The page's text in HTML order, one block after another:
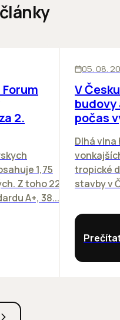
2.
1,75
Z toho 22
A+, 38...
05. 08.
V
počas
Dlhá
tropické
stavby v